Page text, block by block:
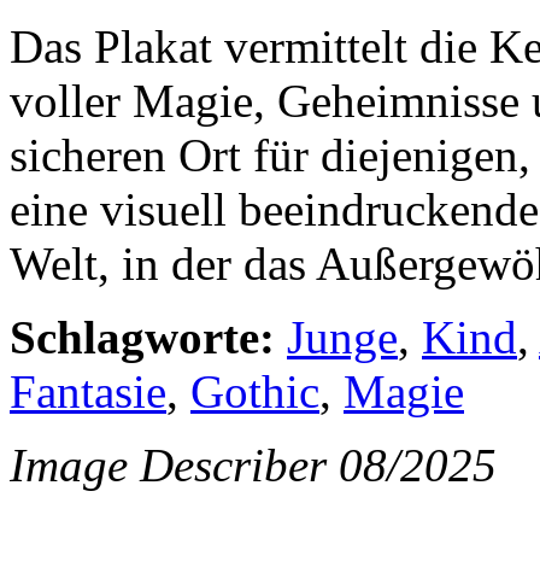
Das Plakat vermittelt die
voller Magie, Geheimnisse
sicheren Ort für
eine visuell
Welt, in der das
Schlagworte: Junge, Kind,
Fantasie, Gothic, Magie
Image Describer 08/2025